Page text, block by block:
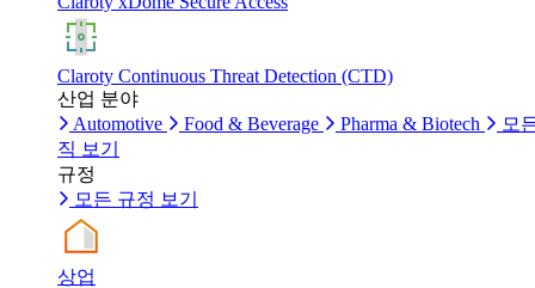
Claroty Continuous Threat Detection (CTD)
산업 분야
Automotive
Food & Beverage Pharma & Biotech
모
직 보기
규정
모든 규정 보기
상업